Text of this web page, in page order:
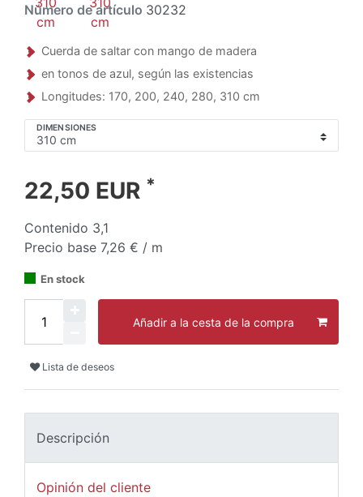
Número de artículo 30232
Cuerda de saltar con mango de madera
en tonos de azul, según las existencias
Longitudes: 170, 200, 240, 280, 310 cm
DIMENSIONES
22,50 EUR *
Contenido 3,1
Precio base 7,26 € / m
En stock
Añadir a la cesta de la compra
Lista de deseos
Descripción
Opinión del cliente